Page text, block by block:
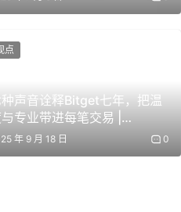
再到改写物质世界的底层代
上演，带来极具视觉冲击的
技人文相关的展览。所有参与
声音诠释Bitget七年，把温
专业带进每笔交易 |
年 9 月 18 日 0
点